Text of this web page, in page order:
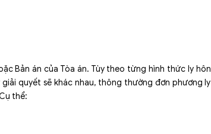
Bản án của Tòa án. Tùy theo từng hình thức ly hôn
quyết sẽ khác nhau, thông thường đơn phương ly
thể: